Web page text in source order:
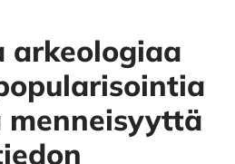
arkeologiaa